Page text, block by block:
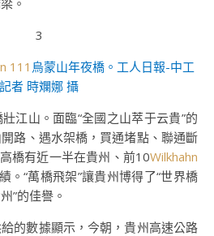
。
111 烏蒙山年夜橋。工人日報-中工
者 時斕娜 攝
江山。面臨“全國之山萃于云貴”的
路、遇水架橋，買通堵點、聯通斷
橋有近一半在貴州、前10Wilkhahn
。“萬橋飛架”讓貴州博得了“世界橋
”的佳譽。
的數據顯示，今朝，貴州高速公路